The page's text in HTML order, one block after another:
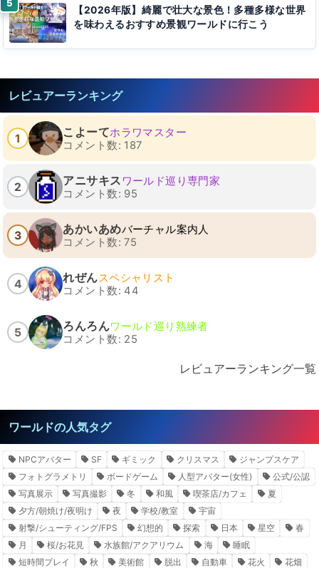
【2026年版】綺麗で壮大な景色！多種多様な世界
を味わえるおすすめ景観ワールドに行こう
レビュアーランキング
1 こよーてホラワマスター
コメント数: 187
2 アニサキス ワールド巡り専門家
コメント数: 95
3 あかいあめバーチャル案内人
コメント数: 75
4 れぜんスペシャリスト
コメント数: 44
5 ろんろんワールド巡り熟練者
コメント数: 25
レビュアーランキング一覧
ワールドの人気タグ
NPCアバター SF ギミック クリスマス
ジャンプスケア
フォトグラメトリ
ボードゲーム 人型アバター(女性)
公式/公認
写真展示
写真撮影 冬 和風 喫茶店/カフェ
夏
夕方/朝焼け/夜明け
夜 学校/教室
宇宙
射撃/シューティング/FPS
幻想的 探索 日本 星空
春
月
桜/お花見 水族館/アクアリウム 海
睡眠
短時間プレイ
秋 美術館 脱出 自動車 花火
花畑